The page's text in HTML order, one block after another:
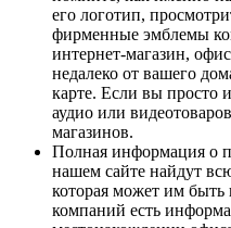
его логотип,
фирменные эмблемы
интернет-магазин,
недалеко от вашего
карте. Если вы просто
аудио или
магазинов.
Полная информация о
нашем сайте найдут
которая может им быть
компаний есть